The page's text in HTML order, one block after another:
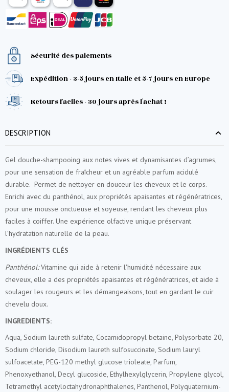
Sécurité des paiements
Expédition - 3-5 jours en Italie et 5-7 jours en Europe
Retours faciles - 30 jours après l'achat !
DESCRIPTION
Gel douche-shampooing aux notes vives et dynamisantes d’agrumes,
pour une sensation de fraîcheur et un agréable parfum acidulé
durable. Permet de nettoyer en douceur les cheveux et le corps.
Enrichi avec du panthénol, aux propriétés apaisantes et régénératrices,
pour une mousse onctueuse et soyeuse, rendant les cheveux plus
faciles à coiffer. Une expérience olfactive unique préservant
l’hydratation naturelle de la peau.
INGRÉDIENTS CLÉS
Panthénol:Vitamine qui aide à retenir l'humidité nécessaire aux
cheveux, elle a des propriétés apaisantes et régénératrices, et aide à
soulager les rougeurs et les démangeaisons, tout en gardant le cuir
chevelu doux.
INGREDIENTS:
Aqua, Sodium laureth sulfate, Cocamidopropyl betaine, Polysorbate 20,
Sodium chloride, Disodium laureth sulfosuccinate, Sodium lauryl
sulfoacetate, PEG-120 methyl glucose trioleate, Parfum,
Phenoxyethanol, Decyl glucoside, Ethylhexylglycerin, Propylene glycol,
Tetramethyl acetyloctahydronaphthalenes, Panthenol, Polyquaternium-